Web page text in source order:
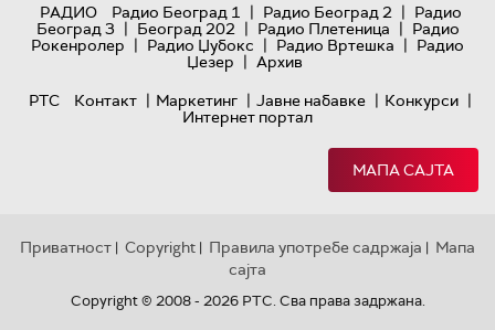
РАДИО
Радио Београд 1 | Радио Београд 2 | Радио
Београд 3 | Београд 202 | Радио Плетеница | Радио
Рокенролер | Радио Џубокс | Радио Вртешка | Радио
Џезер | Архив
РТС
Контакт | Маркетинг | Јавне набавке | Конкурси |
Интернет портал
МАПА САЈТА
Приватност | Copyright | Правила употребе садржаја | Мапа
сајта
Copyright © 2008 - 2026 РТС. Сва права задржана.